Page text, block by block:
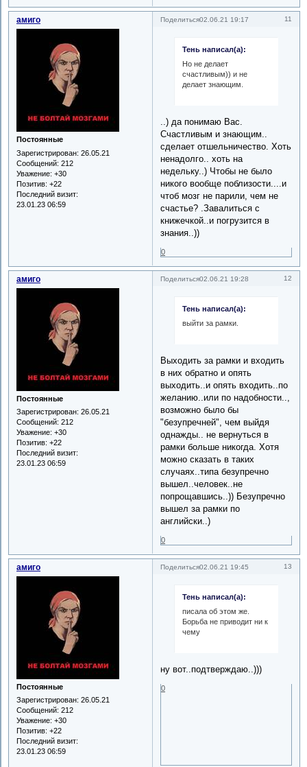
Поделиться 11
02.06.21 19:17
амиго
Постоянные
Зарегистрирован: 26.05.21
Сообщений: 212
Уважение: +30
Позитив: +22
Последний визит:
23.01.23 06:59
Тень написал(а):
Но не делает
счастливым)) и не
делает знающим.
..) да понимаю Вас.
Счастливым и знающим..
сделает отшельничество. Хоть
ненадолго.. хоть на
недельку..) Чтобы не было
никого вообще поблизости....и
чтоб мозг не парили, чем не
счастье? .Завалиться с
книжечкой..и погрузится в
знания..))
0
Поделиться 12
02.06.21 19:28
амиго
Постоянные
Зарегистрирован: 26.05.21
Сообщений: 212
Уважение: +30
Позитив: +22
Последний визит:
23.01.23 06:59
Тень написал(а):
выйти за рамки.
Выходить за рамки и входить
в них обратно и опять
выходить..и опять входить..по
желанию..или по надобности..,
возможно было бы
"безупречней", чем выйдя
однажды.. не вернуться в
рамки больше никогда. Хотя
можно сказать в таких
случаях..типа безупречно
вышел..человек..не
попрощавшись..)) Безупречно
вышел за рамки по
английски..)
0
Поделиться 13
02.06.21 19:45
амиго
Постоянные
Зарегистрирован: 26.05.21
Сообщений: 212
Уважение: +30
Позитив: +22
Последний визит:
23.01.23 06:59
Тень написал(а):
писала об этом же.
Борьба не приводит ни к
чему
ну вот..подтверждаю..)))
0